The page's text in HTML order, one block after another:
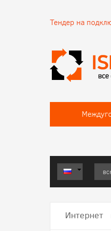
Тендер на
Интернет